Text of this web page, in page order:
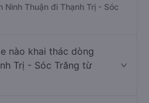
Ninh Thuận đi Thạnh Trị - Sóc
nào khai thác dòng
Trị - Sóc Trăng từ